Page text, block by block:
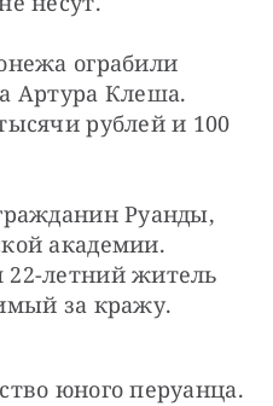
ограбили
Артура Клеша.
рублей и 100
Руанды,
академии.
22-летний житель
за кражу.
юного перуанца.